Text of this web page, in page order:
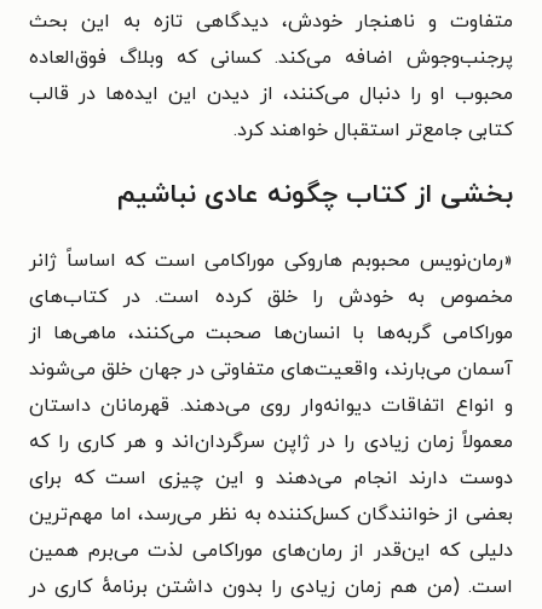
متفاوت و ناهنجار خودش، دیدگاهی تازه به این بحث
پرجنب‌وجوش اضافه می‌کند. کسانی که وبلاگ فوق‌العاده
محبوب او را دنبال می‌کنند، از دیدن این ایده‌ها در قالب
کتابی جامع‌تر استقبال خواهند کرد.
بخشی از کتاب چگونه عادی نباشیم
«رمان‌نویس محبوبم هاروکی موراکامی است که اساساً ژانر
مخصوص به خودش را خلق کرده است. در کتاب‌های
موراکامی گربه‌ها با انسان‌ها صحبت می‌کنند، ماهی‌ها از
آسمان می‌بارند، واقعیت‌های متفاوتی در جهان خلق می‌شوند
و انواع اتفاقات دیوانه‌وار روی می‌دهند. قهرمانان داستان
معمولاً زمان زیادی را در ژاپن سرگردان‌اند و هر کاری را که
دوست دارند انجام می‌دهند و این چیزی است که برای
بعضی از خوانندگان کسل‌کننده به نظر می‌رسد، اما مهم‌ترین
دلیلی که این‌قدر از رمان‌های موراکامی لذت می‌برم همین
است. (من هم زمان زیادی را بدون داشتن برنامهٔ کاری در